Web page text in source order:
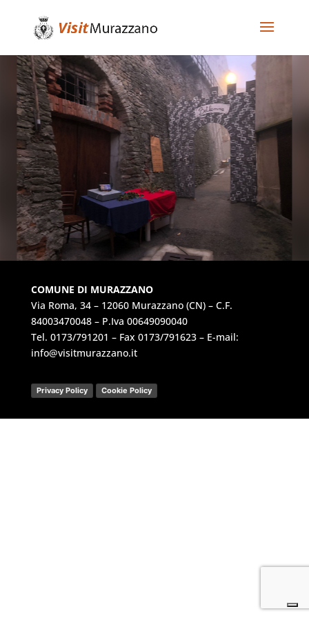
COMUNE DI MURAZZANO
Via Roma, 34 – 12060 Murazzano (CN) – C.F.
84003470048 – P.Iva 00649090040
Tel. 0173/791201 – Fax 0173/791623 – E-mail:
info@visitmurazzano.it
Privacy Policy Cookie Policy